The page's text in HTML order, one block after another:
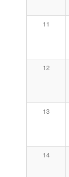
11
12
13
14